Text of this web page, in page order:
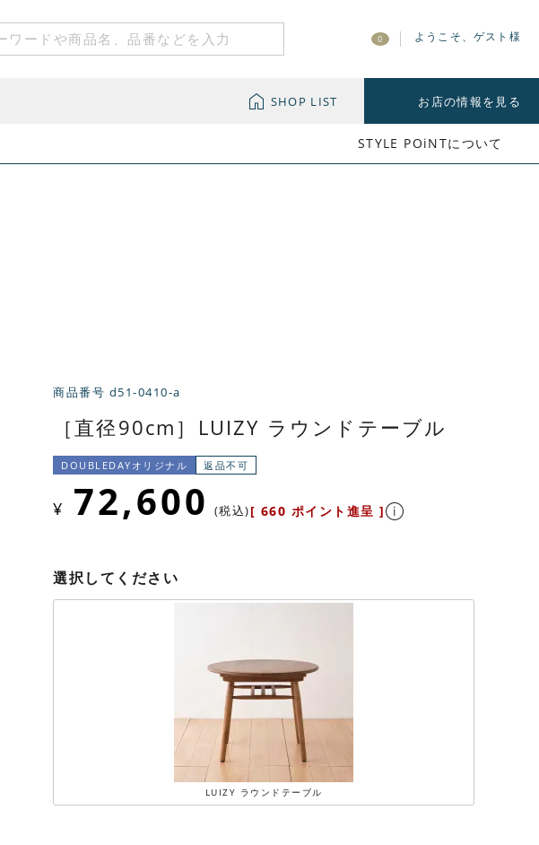
0 ようこそ、ゲスト様
SHOP LIST お店の情報を見る
STYLE POiNTについて
商品番号 d51-0410-a
［直径90cm］LUIZY ラウンドテーブル
DOUBLEDAYオリジナル 返品不可
¥ 72,600 税込 [ 660 ポイント進呈 ]
選択してください
LUIZY ラウンドテーブル